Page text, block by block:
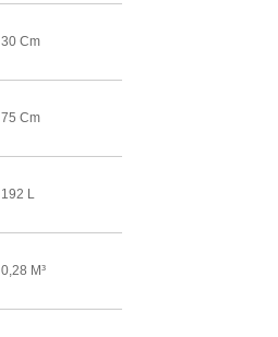
30 Cm
75 Cm
192 L
0,28 M³